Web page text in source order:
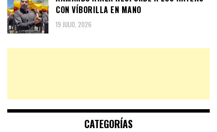
CON VÍBORILLA EN MANO
19 JULIO, 2026
CATEGORÍAS